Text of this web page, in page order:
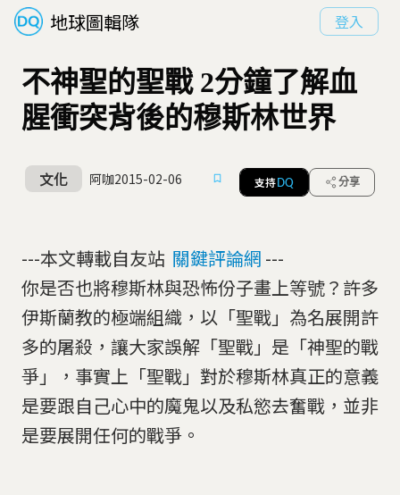
地球圖輯隊 登入
不神聖的聖戰 2分鐘了解血
腥衝突背後的穆斯林世界
文化 阿咖2015-02-06 支持 DQ 分享
---本文轉載自友站 關鍵評論網 ---
你是否也將穆斯林與恐怖份子畫上等號？許多
伊斯蘭教的極端組織，以「聖戰」為名展開許
多的屠殺，讓大家誤解「聖戰」是「神聖的戰
爭」，事實上「聖戰」對於穆斯林真正的意義
是要跟自己心中的魔鬼以及私慾去奮戰，並非
是要展開任何的戰爭。